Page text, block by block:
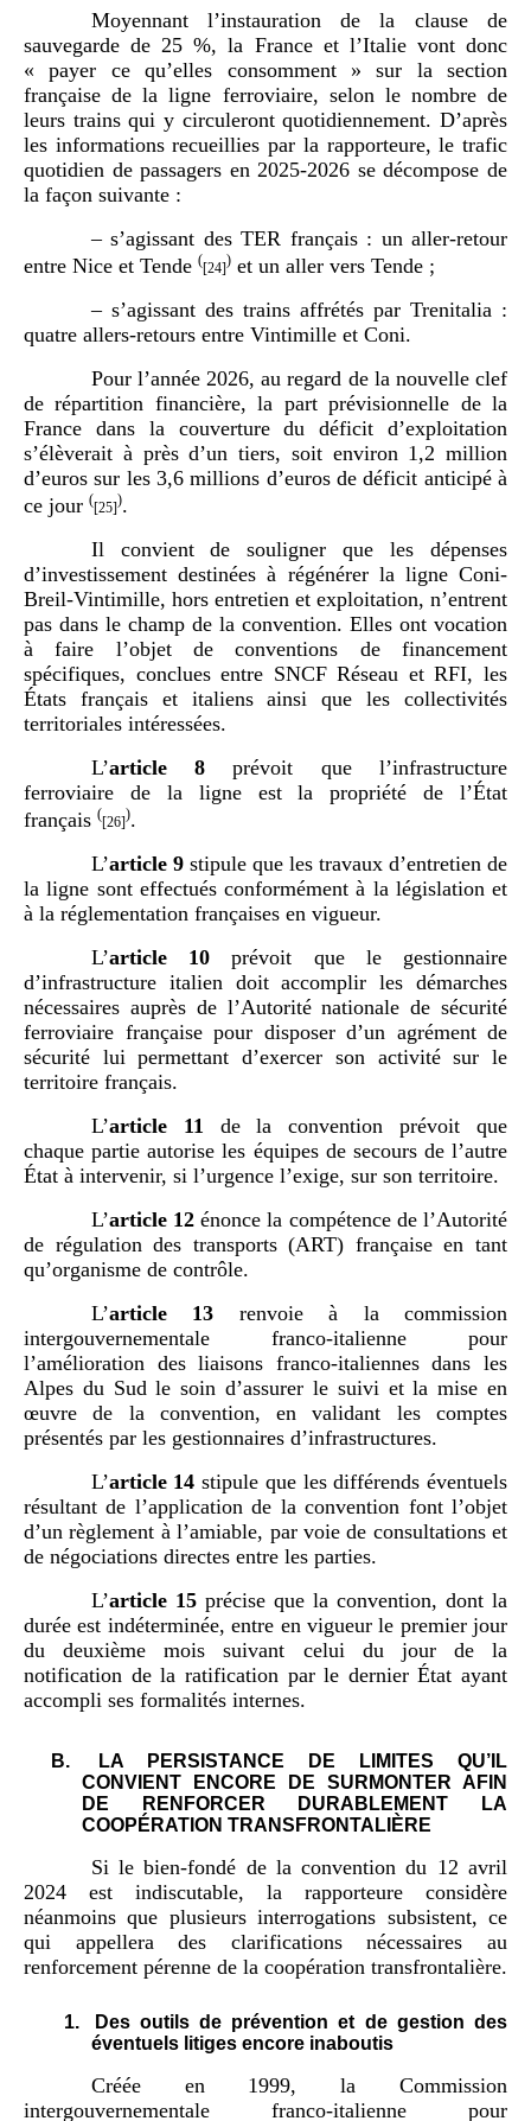
Moyennant l’instauration de la clause de
sauvegarde de 25 %, la France et l’Italie vont donc
« payer ce qu’elles consomment » sur la section
française de la ligne ferroviaire, selon le nombre de
leurs trains qui y circuleront quotidiennement. D’après
les informations recueillies par la rapporteure, le trafic
quotidien de passagers en 2025-2026 se décompose de
la façon suivante :
– s’agissant des TER français : un aller-retour
entre Nice et Tende ([24]) et un aller vers Tende ;
– s’agissant des trains affrétés par Trenitalia :
quatre allers-retours entre Vintimille et Coni.
Pour l’année 2026, au regard de la nouvelle clef
de répartition financière, la part prévisionnelle de la
France dans la couverture du déficit d’exploitation
s’élèverait à près d’un tiers, soit environ 1,2 million
d’euros sur les 3,6 millions d’euros de déficit anticipé à
ce jour ([25]).
Il convient de souligner que les dépenses
d’investissement destinées à régénérer la ligne Coni-
Breil-Vintimille, hors entretien et exploitation, n’entrent
pas dans le champ de la convention. Elles ont vocation
à faire l’objet de conventions de financement
spécifiques, conclues entre SNCF Réseau et RFI, les
États français et italiens ainsi que les collectivités
territoriales intéressées.
L’article 8prévoit que l’infrastructure
ferroviaire de la ligne est la propriété de l’État
français ([26]).
L’article 9stipule que les travaux d’entretien de
la ligne sont effectués conformément à la législation et
à la réglementation françaises en vigueur.
L’article 10prévoit que le gestionnaire
d’infrastructure italien doit accomplir les démarches
nécessaires auprès de l’Autorité nationale de sécurité
ferroviaire française pour disposer d’un agrément de
sécurité lui permettant d’exercer son activité sur le
territoire français.
L’article 11 de la convention prévoit que
chaque partie autorise les équipes de secours de l’autre
État à intervenir, si l’urgence l’exige, sur son territoire.
L’article 12énonce la compétence de l’Autorité
de régulation des transports (ART) française en tant
qu’organisme de contrôle.
L’article 13 renvoie à la commission
intergouvernementale franco‑italienne pour
l’amélioration des liaisons franco-italiennes dans les
Alpes du Sud le soin d’assurer le suivi et la mise en
œuvre de la convention, en validant les comptes
présentés par les gestionnaires d’infrastructures.
L’article 14stipule que les différends éventuels
résultant de l’application de la convention font l’objet
d’un règlement à l’amiable, par voie de consultations et
de négociations directes entre les parties.
L’article 15 précise que la convention, dont la
durée est indéterminée, entre en vigueur le premier jour
du deuxième mois suivant celui du jour de la
notification de la ratification par le dernier État ayant
accompli ses formalités internes.
B.
LA PERSISTANCE DE LIMITES QU’IL
CONVIENT ENCORE DE SURMONTER AFIN
DE RENFORCER DURABLEMENT LA
COOPÉRATION TRANSFRONTALIÈRE
Si le bien-fondé de la convention du 12 avril
2024 est indiscutable, la rapporteure considère
néanmoins que plusieurs interrogations subsistent, ce
qui appellera des clarifications nécessaires au
renforcement pérenne de la coopération transfrontalière.
1.
Des outils de prévention et de gestion des
éventuels litiges encore inaboutis
Créée en 1999, la Commission
intergouvernementale franco-italienne pour